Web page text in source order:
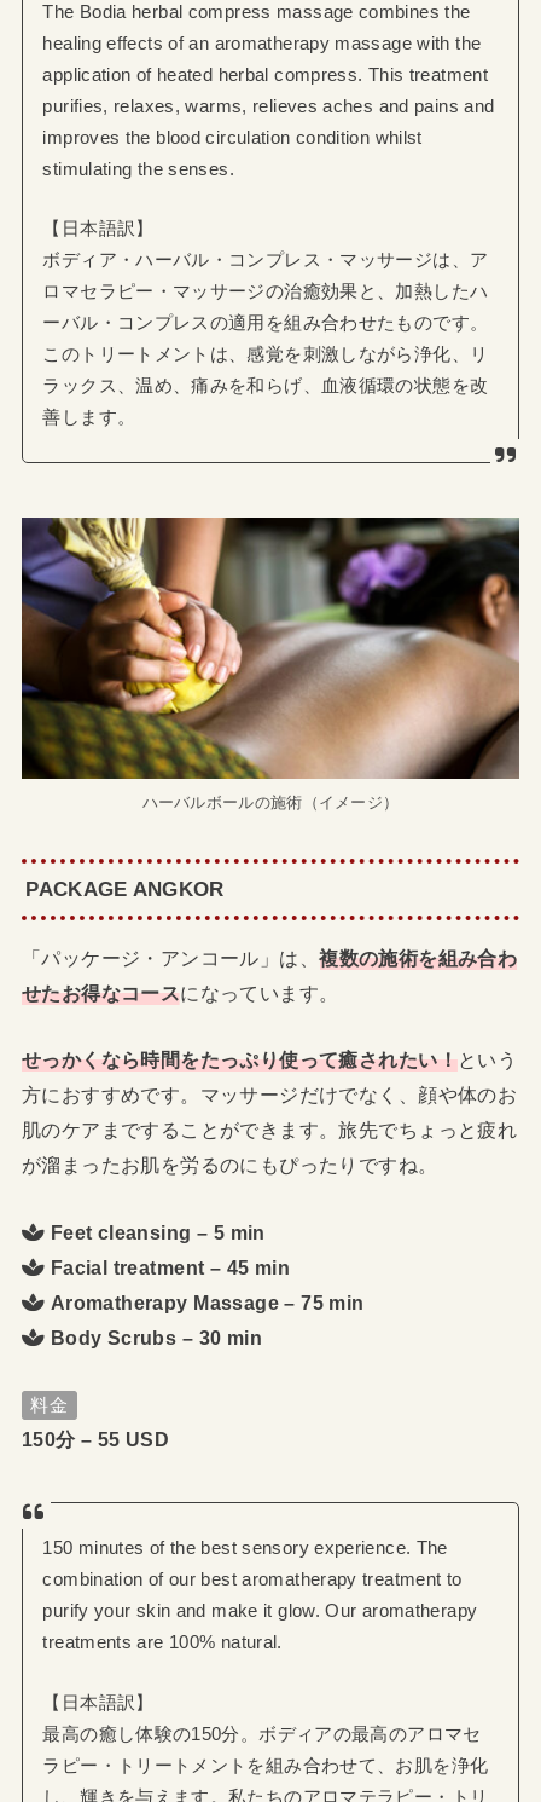
The Bodia herbal compress massage combines the
healing effects of an aromatherapy massage with the
application of heated herbal compress. This treatment
purifies, relaxes, warms, relieves aches and pains and
improves the blood circulation condition whilst
stimulating the senses.
【日本語訳】
ボディア・ハーバル・コンプレス・マッサージは、ア
ロマセラピー・マッサージの治癒効果と、加熱したハ
ーバル・コンプレスの適用を組み合わせたものです。
このトリートメントは、感覚を刺激しながら浄化、リ
ラックス、温め、痛みを和らげ、血液循環の状態を改
善します。
ハーバルボールの施術（イメージ）
PACKAGE ANGKOR
「パッケージ・アンコール」は、複数の施術を組み合わ
せたお得なコースになっています。
せっかくなら時間をたっぷり使って癒されたい！という
方におすすめです。マッサージだけでなく、顔や体のお
肌のケアまですることができます。旅先でちょっと疲れ
が溜まったお肌を労るのにもぴったりですね。
Feet cleansing – 5 min
Facial treatment – 45 min
Aromatherapy Massage – 75 min
Body Scrubs – 30 min
料金
150分 – 55 USD
150 minutes of the best sensory experience. The
combination of our best aromatherapy treatment to
purify your skin and make it glow. Our aromatherapy
treatments are 100% natural.
【日本語訳】
最高の癒し体験の150分。ボディアの最高のアロマセ
ラピー・トリートメントを組み合わせて、お肌を浄化
し、輝きを与えます。私たちのアロマテラピー・トリ